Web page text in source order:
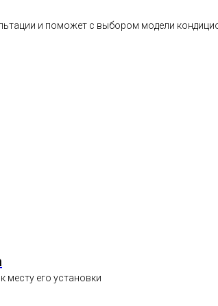
и поможет с выбором модели
его установки